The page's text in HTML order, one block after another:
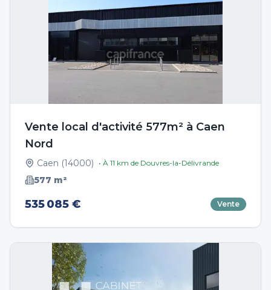
Vente local d'activité 577m² à Caen
Nord
Caen (14000) • À 11 km de Douvres-la-Délivrande
577 m²
535 085 € Vente